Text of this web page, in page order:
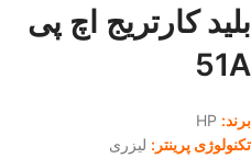
بلید کارتریج اچ پی
51A
برند:
تکنولوژی پرینتر: لیزری